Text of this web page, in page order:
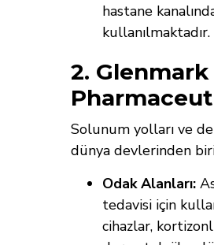
hastane
kullanılmaktadır.
2. Glenmark
Solunum yolları ve
dünya devlerinden
Odak Alanları:
tedavisi için
cihazlar,